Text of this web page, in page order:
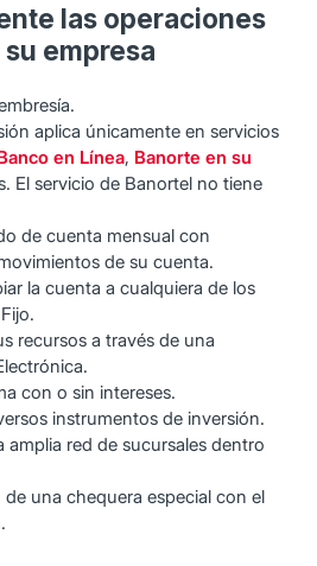
las operaciones
empresa
aplica únicamente en servicios
en Línea, Banorte en su
El servicio de Banortel no tiene
de cuenta mensual con
de su cuenta.
la cuenta a cualquiera de los
recursos a través de una
con o sin intereses.
instrumentos de inversión.
amplia red de sucursales dentro
una chequera especial con el